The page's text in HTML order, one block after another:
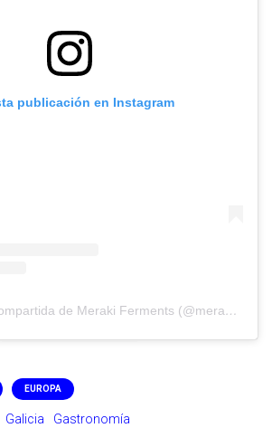
publicación en Instagram
Una publicación compartida de Meraki Ferments (@merakiferments)
EUROPA
Galicia Gastronomía